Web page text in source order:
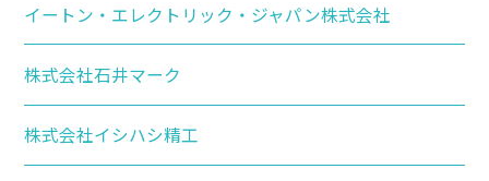
イートン・エレクトリック・ジャパン株式会社
株式会社石井マーク
株式会社イシハシ精工